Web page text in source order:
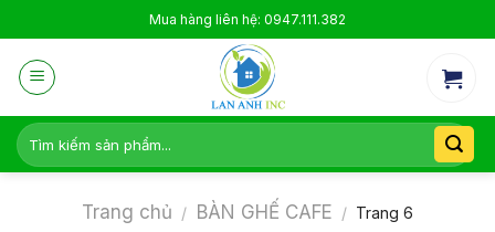
to
content
Mua hàng liên hệ: 0947.111.382
Tìm
kiếm:
Trang chủ / BÀN GHẾ CAFE / Trang 6